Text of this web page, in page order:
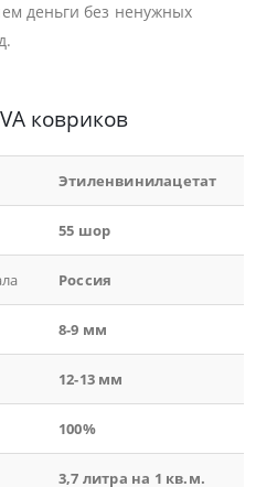
деньги без ненужных
ковриков
Этиленвинилацетат
55 шор
Россия
8-9 мм
12-13 мм
100%
3,7 литра на 1 кв.м.